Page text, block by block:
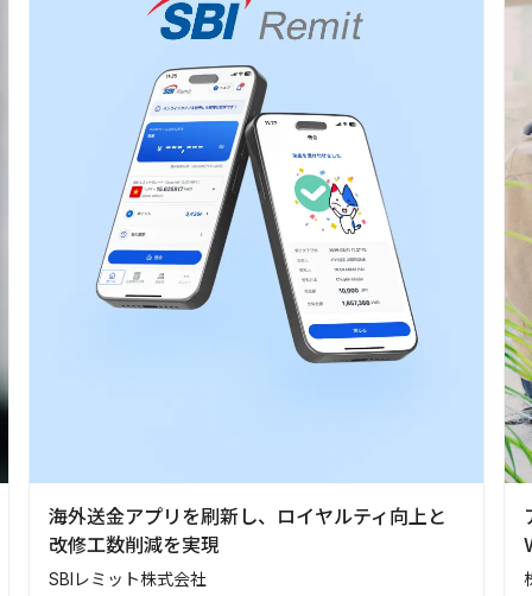
海外送金アプリを刷新し、ロイヤルティ向上と
改修工数削減を実現
SBIレミット株式会社